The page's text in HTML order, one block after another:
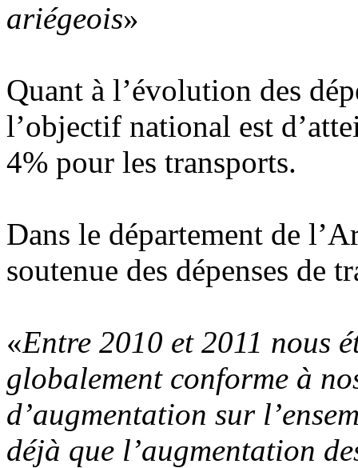
ariégeois»
Quant à l’évolution des
l’objectif national est
4% pour les transports.
Dans le département de
soutenue des dépenses de
«Entre 2010 et 2011 nous
globalement conforme à
d’augmentation sur
déjà que l’augmentation